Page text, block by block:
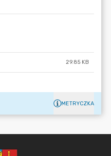
29.85 KB
METRYCZKA